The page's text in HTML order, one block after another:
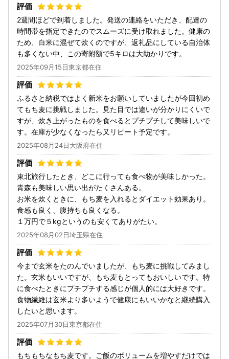
2週間ほどで到着しました。発送の連絡をいただき、配達の
時間帯を指定できたのでスムーズに受け取れました。健康の
ため、白米に混ぜて炊くのですが、返礼品にしている自治体
も多くない中、この寄附額で5キロは大助かりです。
2025年09月15日東京都在住
ふるさと納税ではよく新米をお願いしていましたが今回初め
てもち麦に挑戦しました。見た目では違いが分かりにくいで
すが、炊き上がったものを食べるとプチプチして美味しいで
す。在庫が少なくなったら又リピート予定です。
2025年08月24日大阪府在住
東北旅行したとき、どこに行っても食べ物が美味しかった。
青森も美味しい思い出がたくさんある。
お米を炊くときに、もち麦を入れるとダイエット効果あり。
食感も良く、腹持ちも良くなる。
１万円で５kgというのも安くてありがたい。
2025年08月02日埼玉県在住
今まで玄米をたのんでいましたが、もち麦に挑戦してみまし
た。玄米もいいですが、もち麦もとってもおいしいです。特
に食べたときにプチプチする感じが個人的には大好きです。
食物繊維は玄米より多いようで健康にもいいかなと継続購入
したいと思います。
2025年07月30日東京都在住
もちもちなもち麦です。ご飯のボリュームを増やすだけでは